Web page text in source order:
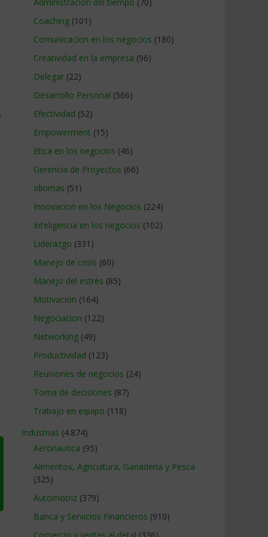
Coaching (101)
Comunicacion en los negocios (180)
Creatividad en la empresa (96)
Delegar (22)
Desarrollo Personal (566)
Efectividad (52)
Empowerment (15)
Etica en los negocios (46)
Gerencia de Proyectos (66)
Idiomas (51)
Innovacion en los Negocios (224)
Inteligencia en los negocios (102)
Liderazgo (331)
Manejo de crisis (60)
Manejo del estrés (85)
Motivacion (164)
Negociacion (122)
Networking (49)
Productividad (123)
Reuniones de negocios (24)
Toma de decisiones (87)
Trabajo en equipo (118)
Industrias (4.874)
Aeronautica (95)
Alimentos, Agricultura, Ganaderia y Pesca
(325)
Automotriz (379)
Banca y Servicios Financieros (910)